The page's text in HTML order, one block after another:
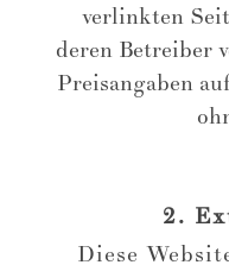
verlinkten
deren Betreiber
Preisangaben
2.
Diese